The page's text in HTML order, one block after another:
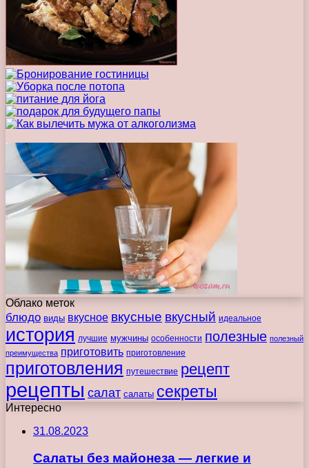
Облако меток
блюдо виды вкусное вкусные вкусный идеальное
история лучшие мужчины особенности полезные полезный
преимущества приготовить приготовление
приготовления путешествие рецепт
рецепты салат салаты секреты
Интересно
31.08.2023
Салаты без майонеза — легкие и